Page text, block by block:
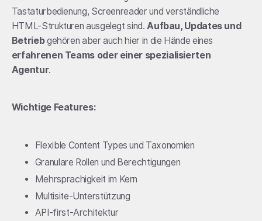
Tastaturbedienung, Screenreader und verständliche
HTML-Strukturen ausgelegt sind. Aufbau, Updates und
Betriebgehören aber auch hier in die Hände eines
erfahrenen Teams oder einer spezialisierten
Agentur.
Wichtige Features:
Flexible Content Types und Taxonomien
Granulare Rollen und Berechtigungen
Mehrsprachigkeit im Kern
Multisite-Unterstützung
API-first-Architektur